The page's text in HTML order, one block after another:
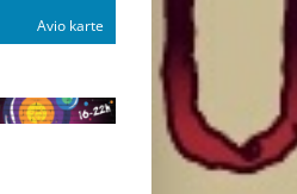
Avio karte